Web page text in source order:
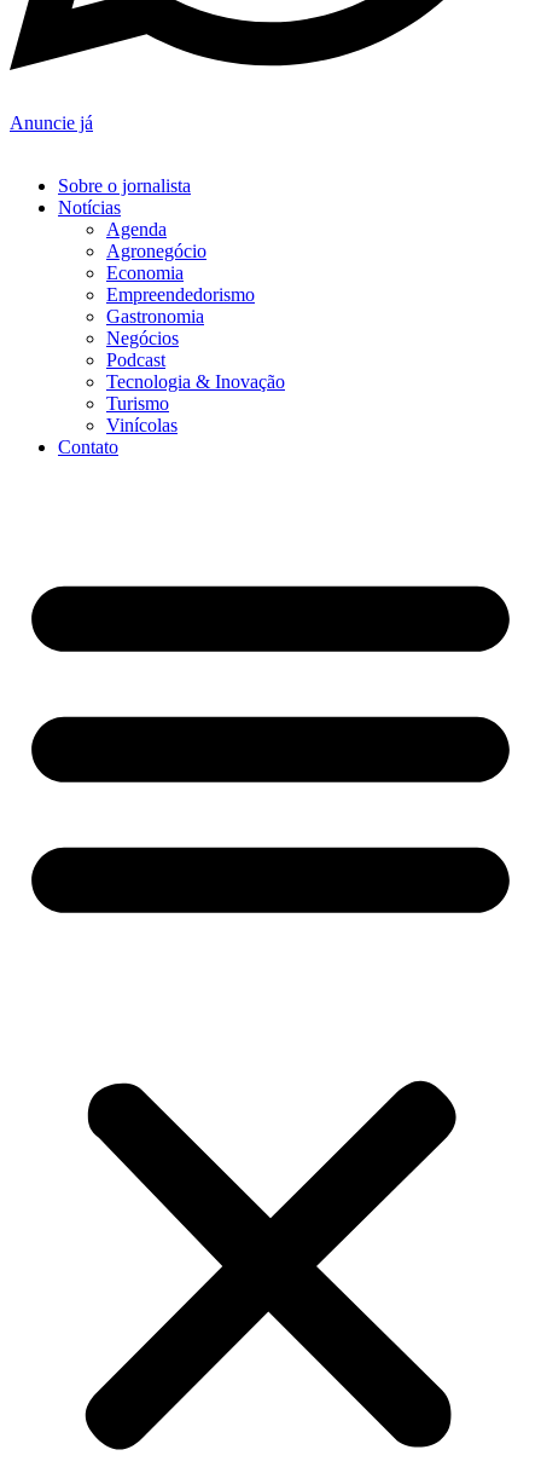
Anuncie já
Sobre o jornalista
Notícias
Agenda
Agronegócio
Economia
Empreendedorismo
Gastronomia
Negócios
Podcast
Tecnologia & Inovação
Turismo
Vinícolas
Contato